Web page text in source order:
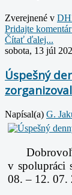
Zverejnené v
Pridajte
Čítať ďalej...
sobota, 13 júl
Úspešný
Napísal(a) G.
v spolupráci
08. – 12. 07.